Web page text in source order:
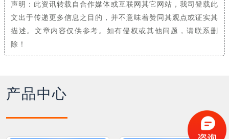
声明：此资讯转载自合作媒体或互联网其它网站，我司登载此
文出于传递更多信息之目的，并不意味着赞同其观点或证实其
描述。文章内容仅供参考。如有侵权或其他问题，请联系删
除！
产品中心